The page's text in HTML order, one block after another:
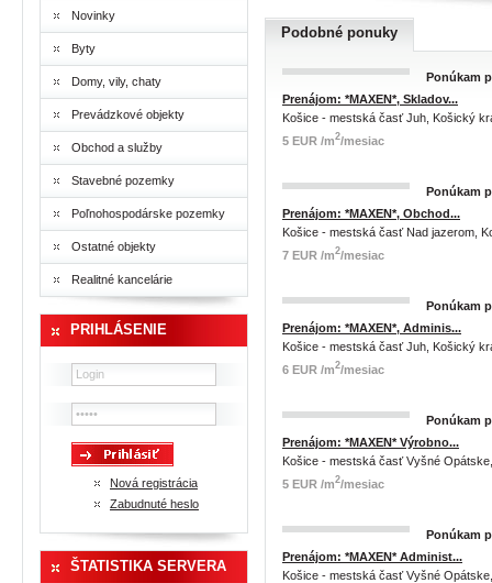
Novinky
Byty
Domy, vily, chaty
Prevádzkové objekty
Obchod a služby
Stavebné pozemky
Poľnohospodárske pozemky
Ostatné objekty
Realitné kancelárie
PRIHLÁSENIE
Nová registrácia
Zabudnuté heslo
ŠTATISTIKA SERVERA
Podobné ponuky
Ponúkam
Prenájom: *MAXEN*, Skladov...
Košice - mestská časť Juh, Košický
5 EUR /m2/mesiac
Ponúkam
Prenájom: *MAXEN*, Obchod...
Košice - mestská časť Nad jazerom,
7 EUR /m2/mesiac
Ponúkam
Prenájom: *MAXEN*, Adminis...
Košice - mestská časť Juh, Košický
6 EUR /m2/mesiac
Ponúkam
Prenájom: *MAXEN* Výrobno...
Košice - mestská časť Vyšné
5 EUR /m2/mesiac
Ponúkam
Prenájom: *MAXEN* Administ...
Košice - mestská časť Vyšné